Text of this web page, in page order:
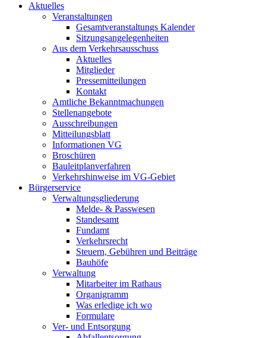
Aktuelles
Veranstaltungen
Gesamtveranstaltungs Kalender
Sitzungsangelegenheiten
Aus dem Verkehrsausschuss
Aktuelles
Mitglieder
Pressemitteilungen
Kontakt
Amtliche Bekanntmachungen
Stellenangebote
Ausschreibungen
Mitteilungsblatt
Informationen VG
Broschüren
Bauleitplanverfahren
Verkehrshinweise im VG-Gebiet
Bürgerservice
Verwaltungsgliederung
Melde- & Passwesen
Standesamt
Fundamt
Verkehrsrecht
Steuern, Gebühren und Beiträge
Bauhöfe
Verwaltung
Mitarbeiter im Rathaus
Organigramm
Was erledige ich wo
Formulare
Ver- und Entsorgung